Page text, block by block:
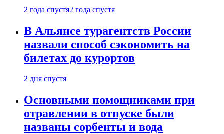
2 года спустя2 года спустя
В Альянсе турагентств России
назвали способ сэкономить на
билетах до курортов
2 дня спустя
Основными помощниками при
отравлении в отпуске были
названы сорбенты и вода